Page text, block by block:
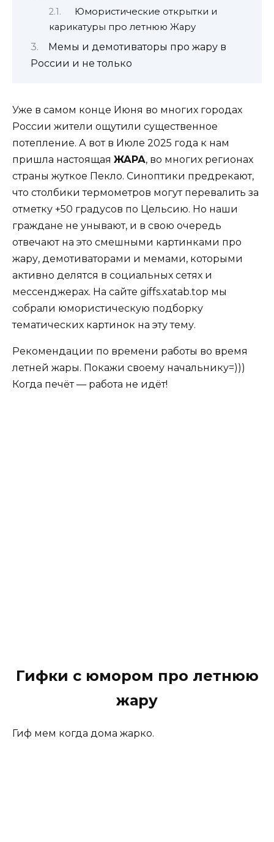
Юмористические открытки и
карикатуры про летнюю Жару
Мемы и демотиваторы про жару в
России и не только
Уже в самом конце Июня во многих городах
России жители ощутили существенное
потепление. А вот в Июле 2025 года к нам
пришла настоящая ЖАРА, во многих регионах
страны жуткое Пекло. Синоптики предрекают,
что столбики термометров могут перевалить за
отметку +50 градусов по Цельсию. Но наши
граждане не унывают, и в свою очередь
отвечают на это смешными картинками про
жару, демотиваторами и мемами, которыми
активно делятся в социальных сетях и
мессенджерах. На сайте giffs.xatab.top мы
собрали юмористическую подборку
тематических картинок на эту тему.
Рекомендации по времени работы во время
летней жары. Покажи своему начальнику=)))
Когда печёт — работа не идёт!
Гифки с юмором про летнюю
жару
Гиф мем когда дома жарко.